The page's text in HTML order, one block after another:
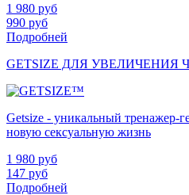
1 980 руб
990 руб
Подробней
GETSIZE ДЛЯ УВЕЛИЧЕНИЯ
Getsize - уникальный тренажер-
новую сексуальную жизнь
1 980 руб
147 руб
Подробней